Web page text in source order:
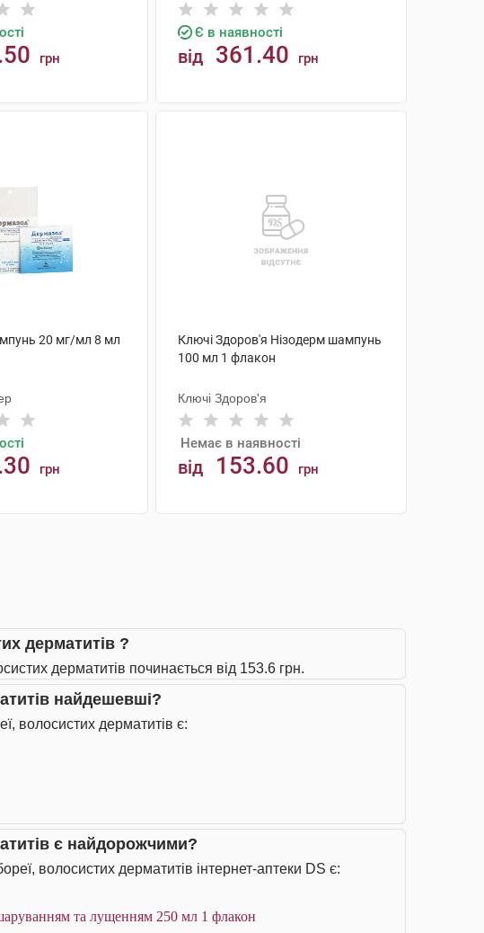
грн
Є в наявності
від 361.40 грн
20 мг/мл 8 мл
грн
Ключі Здоров'я Нізодерм шампунь
100 мл 1 флакон
Ключі Здоров'я
Немає в наявності
від 153.60 грн
дерматитів ?
дерматитів починається від 153.6 грн.
найдешевші?
волосистих дерматитів є:
є найдорожчими?
волосистих дерматитів інтернет-аптеки DS є:
та лущенням 250 мл 1 флакон